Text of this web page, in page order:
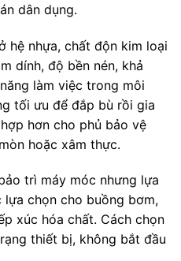
dân dụng.
hệ nhựa, chất độn kim loại
dính, độ bền nén, khả
làm việc trong môi
tối ưu để đắp bù rồi gia
hơn cho phủ bảo vệ
hoặc xâm thực.
trì máy móc nhưng lựa
chọn cho buồng bơm,
xúc hóa chất. Cách chọn
thiết bị, không bắt đầu